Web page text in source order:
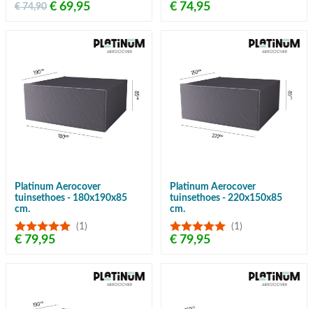
€ 69,95
€ 74,90 € 74,95
Platinum Aerocover
tuinsethoes - 180x190x85
cm.
(1)
€ 79,95
Platinum Aerocover
tuinsethoes - 220x150x85
cm.
(1)
€ 79,95